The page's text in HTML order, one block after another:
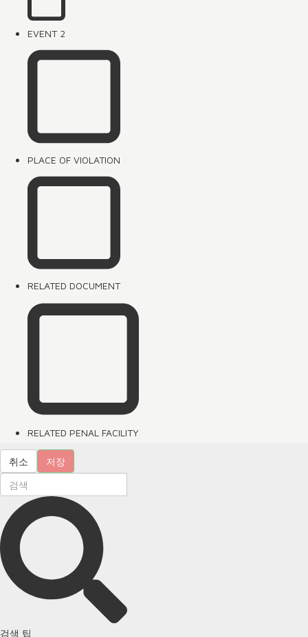
EVENT 2
PLACE OF VIOLATION
RELATED DOCUMENT
RELATED PENAL FACILITY
취소 저장
검색 팁